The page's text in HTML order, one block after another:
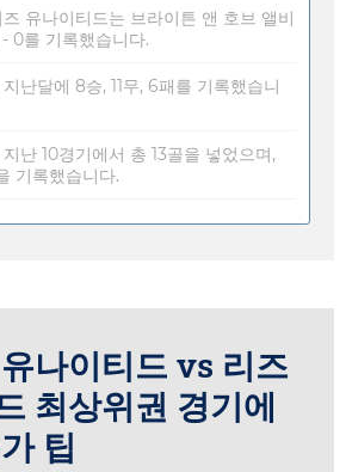
유나이티드는 브라이튼 앤 호브 앨비
0를 기록했습니다.
난달에 8승, 11무, 6패를 기록했습니
난 10경기에서 총 13골을 넣었으며,
기록했습니다.
나이티드 vs 리즈
최상위권 경기에
팁